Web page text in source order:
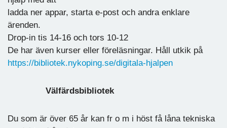
ladda ner appar, starta e-post och andra enklare
ärenden.
Drop-in tis 14-16 och tors 10-12
De har även kurser eller föreläsningar. Håll utkik på
https://bibliotek.nykoping.se/digitala-hjalpen
Välfärdsbibliotek
Du som är över 65 år kan fr o m i höst få låna tekniska